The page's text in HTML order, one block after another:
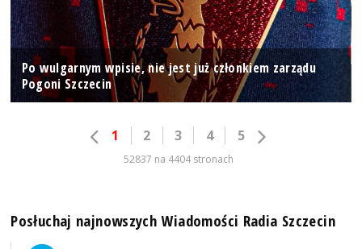
Po wulgarnym wpisie, nie jest już członkiem zarządu
Pogoni Szczecin
1 2 3 4 5
52837 na 4404 stronach
Posłuchaj najnowszych Wiadomości Radia Szczecin